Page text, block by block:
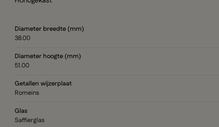
Diameter breedte (mm)
38.00
Diameter hoogte (mm)
51.00
Getallen wijzerplaat
Romeins
Glas
Saffierglas